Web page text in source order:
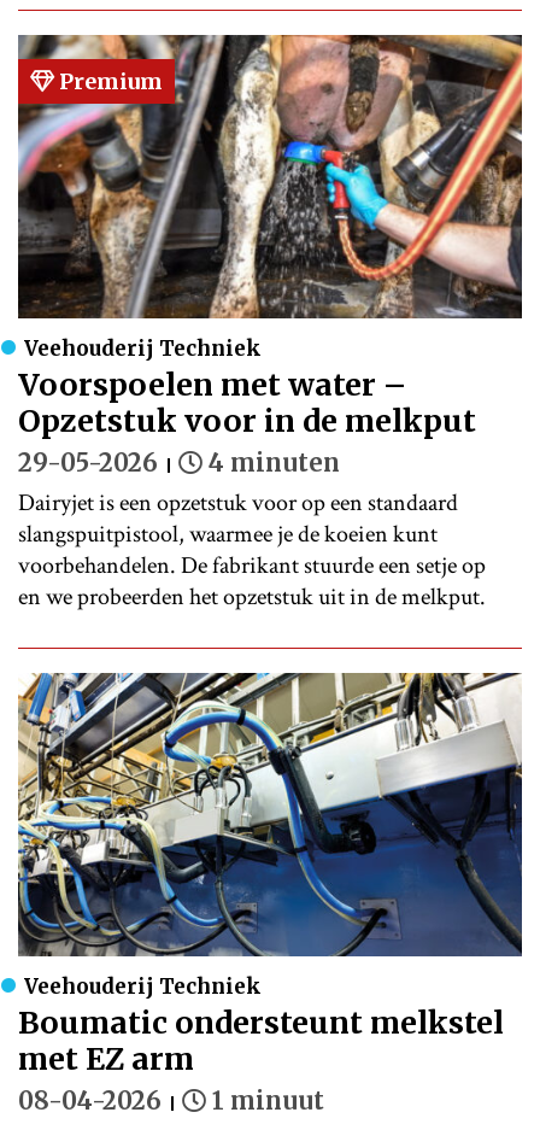
Premium
Veehouderij Techniek
Voorspoelen met water –
Opzetstuk voor in de melkput
29-05-2026 4 minuten
Dairyjet is een opzetstuk voor op een standaard
slangspuitpistool, waarmee je de koeien kunt
voorbehandelen. De fabrikant stuurde een setje op
en we probeerden het opzetstuk uit in de melkput.
Veehouderij Techniek
Boumatic ondersteunt melkstel
met EZ arm
08-04-2026 1 minuut